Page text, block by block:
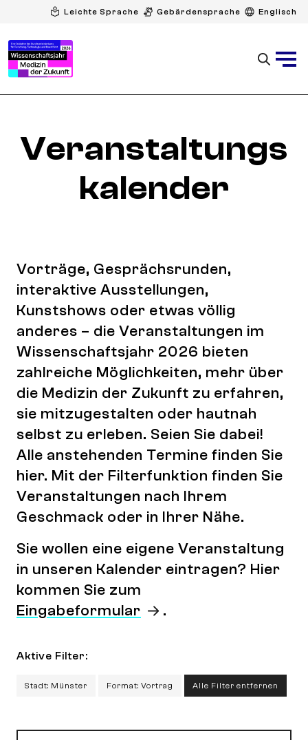
Leichte Sprache Gebärdensprache Englisch
Veranstaltungs
kalender
Vorträge, Gesprächsrunden,
interaktive Ausstellungen,
Kunstshows oder etwas völlig
anderes – die Veranstaltungen im
Wissenschaftsjahr 2026 bieten
zahlreiche Möglichkeiten, mehr über
die Medizin der Zukunft zu erfahren,
sie mitzugestalten oder hautnah
selbst zu erleben. Seien Sie dabei!
Alle anstehenden Termine finden Sie
hier. Mit der Filterfunktion finden Sie
Veranstaltungen nach Ihrem
Geschmack oder in Ihrer Nähe.
Sie wollen eine eigene Veranstaltung
in unseren Kalender eintragen? Hier
kommen Sie zum
Eingabeformular
.
Aktive Filter:
Stadt: Münster Format: Vortrag Alle Filter entfernen